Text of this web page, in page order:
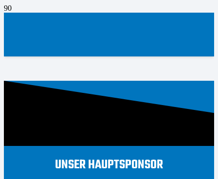
UNSER HAUPTSPONSOR